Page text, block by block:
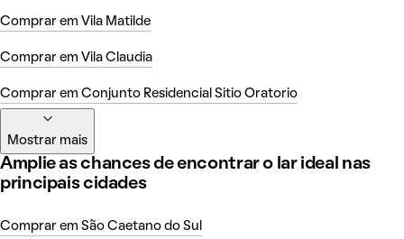
Comprar em Vila Matilde
Comprar em Vila Claudia
Comprar em Conjunto Residencial Sitio Oratorio
Mostrar mais
Amplie as chances de encontrar o lar ideal nas
principais cidades
Comprar em São Caetano do Sul